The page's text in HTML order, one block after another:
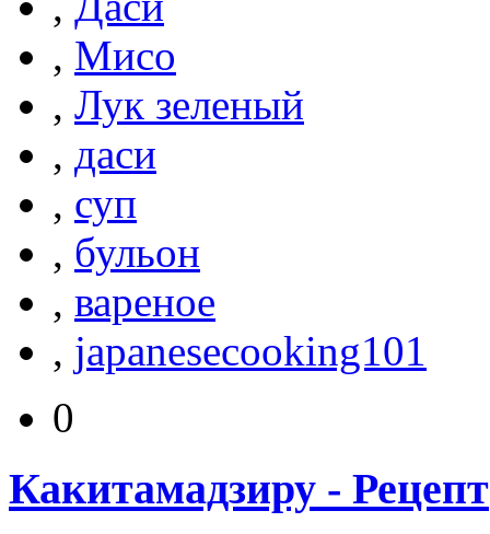
, Мисо
, Лук зеленый
, даси
, суп
, бульон
, вареное
, japanesecooking101
0
Какитамадзиру - Рецепт